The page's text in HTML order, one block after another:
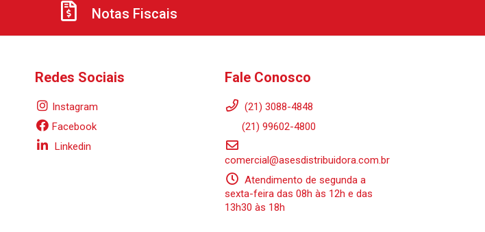
Notas Fiscais
Redes Sociais
Instagram
Facebook
Linkedin
Fale Conosco
(21) 3088-4848
(21) 99602-4800
comercial@asesdistribuidora.com.br
Atendimento de segunda a
sexta-feira das 08h às 12h e das
13h30 às 18h